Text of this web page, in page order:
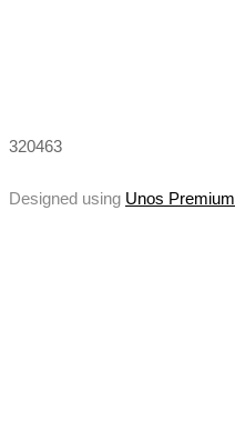
320463
Designed using Unos Premium